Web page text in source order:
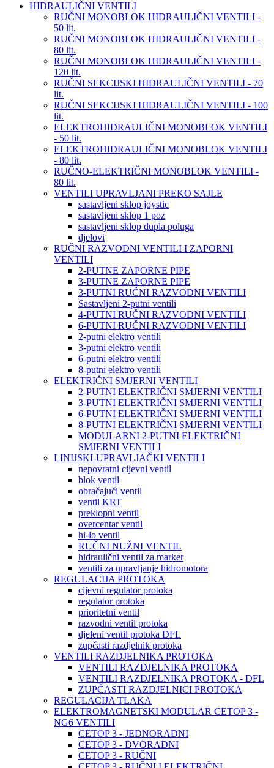
HIDRAULIČNI VENTILI
RUČNI MONOBLOK HIDRAULIČNI VENTILI -
50 lit.
RUČNI MONOBLOK HIDRAULIČNI VENTILI -
80 lit.
RUČNI MONOBLOK HIDRAULIČNI VENTILI -
120 lit.
RUČNI SEKCIJSKI HIDRAULIČNI VENTILI - 70
lit.
RUČNI SEKCIJSKI HIDRAULIČNI VENTILI - 100
lit.
ELEKTROHIDRAULIČNI MONOBLOK VENTILI
- 50 lit.
ELEKTROHIDRAULIČNI MONOBLOK VENTILI
- 80 lit.
RUČNO-ELEKTRIČNI MONOBLOK VENTILI -
80 lit.
VENTILI UPRAVLJANI PREKO SAJLE
sastavljeni sklop joystic
sastavljeni sklop 1 poz
sastavljeni sklop dupla poluga
djelovi
RUČNI RAZVODNI VENTILI I ZAPORNI
VENTILI
2-PUTNE ZAPORNE PIPE
3-PUTNE ZAPORNE PIPE
3-PUTNI RUČNI RAZVODNI VENTILI
Sastavljeni 2-putni ventili
4-PUTNI RUČNI RAZVODNI VENTILI
6-PUTNI RUČNI RAZVODNI VENTILI
2-putni elektro ventili
3-putni elektro ventili
6-putni elektro ventili
8-putni elektro ventili
ELEKTRIČNI SMJERNI VENTILI
2-PUTNI ELEKTRIČNI SMJERNI VENTILI
3-PUTNI ELEKTRIČNI SMJERNI VENTILI
6-PUTNI ELEKTRIČNI SMJERNI VENTILI
8-PUTNI ELEKTRIČNI SMJERNI VENTILI
MODULARNI 2-PUTNI ELEKTRIČNI
SMJERNI VENTILI
LINIJSKI-UPRAVLJAČKI VENTILI
nepovratni cijevni ventil
blok ventil
obračajuči ventil
ventil KRT
preklopni ventil
overcentar ventil
hi-lo ventil
RUČNI NUŽNI VENTIL
hidraulični ventil za marker
ventili za upravljanje hidromotora
REGULACIJA PROTOKA
cijevni regulator protoka
regulator protoka
prioritetni ventil
razvodni ventil protoka
djeleni ventil protoka DFL
zupčasti razdjelnik protoka
VENTILI RAZDJELNIKA PROTOKA
VENTILI RAZDJELNIKA PROTOKA
VENTILI RAZDJELNIKA PROTOKA - DFL
ZUPČASTI RAZDJELNICI PROTOKA
REGULACIJA TLAKA
ELEKTROMAGNETSKI MODULAR CETOP 3 -
NG6 VENTILI
CETOP 3 - JEDNORADNI
CETOP 3 - DVORADNI
CETOP 3 - RUČNI